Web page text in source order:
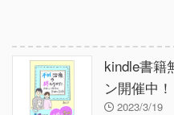
kindle書籍
ン開催中！
2023/3/19